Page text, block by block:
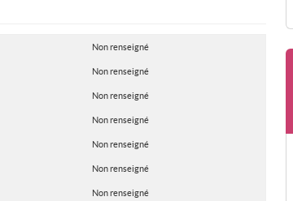
Non renseigné
Non renseigné
Non renseigné
Non renseigné
Non renseigné
Non renseigné
Non renseigné